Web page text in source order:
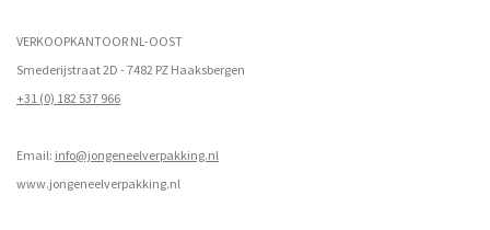
VERKOOPKANTOOR NL-OOST
Smederijstraat 2D - 7482 PZ Haaksbergen
+31 (0) 182 537 966
Email: info@jongeneelverpakking.nl
www.jongeneelverpakking.nl